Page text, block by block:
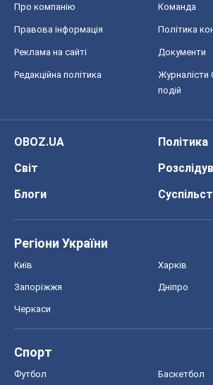
Про компанію Команда
Правова інформація Політика
Реклама на сайті Документи
Редакційна політика
Журналісти
подій
OBOZ.UA
Політика
Світ
Блоги
Регіони України
Київ Харків
Запоріжжя Дніпро
Черкаси
Спорт
Футбол Баскетбол